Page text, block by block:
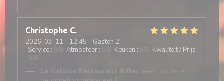
Christophe C
2026-03-11 - 12:45 - Gasten 2
Service : 5 /5 Atmosfeer : 5 /5 Keuken :
Kwaliteit / Prijs
: 5 /5
La Galiote Restaurant & Bar heeft op deze